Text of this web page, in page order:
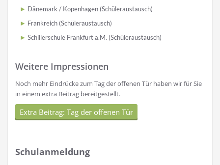
Dänemark / Kopenhagen (Schüleraustausch)
Frankreich (Schüleraustausch)
Schillerschule Frankfurt a.M. (Schüleraustausch)
Weitere Impressionen
Noch mehr Eindrücke zum Tag der offenen Tür haben wir für Sie
in einem extra Beitrag bereitgestellt.
Extra Beitrag: Tag der offenen Tür
Schulanmeldung